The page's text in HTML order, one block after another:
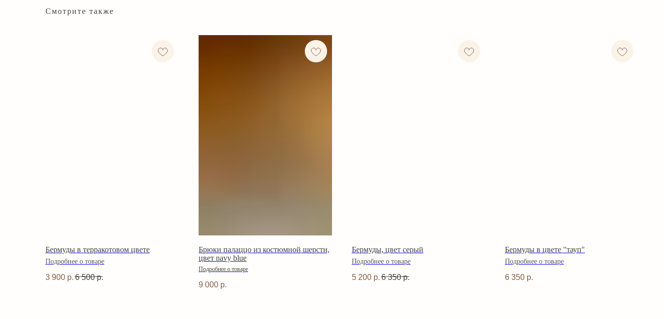
Смотрите также
Бермуды в терракотовом цвете
Подробнее о товаре
3 900 р. 6 500 р.
Брюки палаццо из костюмной шерсти,
цвет navy blue
Подробнее о товаре
9 000 р.
Бермуды, цвет серый
Подробнее о товаре
5 200 р. 6 350 р.
Бермуды в цвете "тауп"
Подробнее о товаре
6 350 р.